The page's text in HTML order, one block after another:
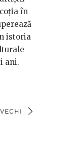
în
istoria
ani.